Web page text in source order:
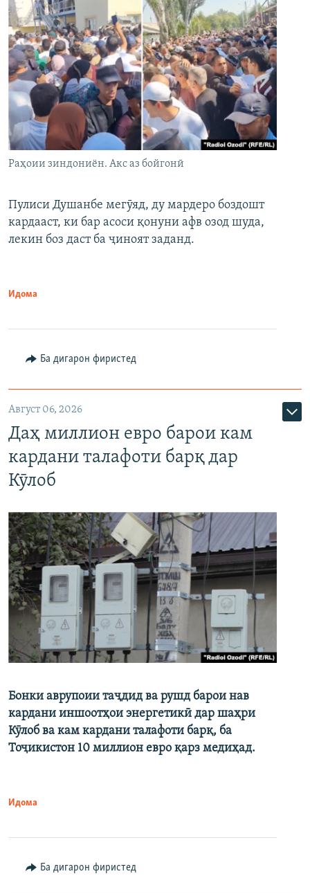
Раҳоии зиндониён. Акс аз бойгонӣ
Пулиси Душанбе мегӯяд, ду мардеро боздошт
кардааст, ки бар асоси қонуни афв озод шуда,
лекин боз даст ба ҷиноят заданд.
Идома
Ба дигарон фиристед
Август 06, 2026
Даҳ миллион евро барои кам
кардани талафоти барқ дар
Кӯлоб
Бонки аврупоии таҷдид ва рушд барои нав
кардани иншоотҳои энергетикӣ дар шаҳри
Кӯлоб ва кам кардани талафоти барқ, ба
Тоҷикистон 10 миллион евро қарз медиҳад.
Идома
Ба дигарон фиристед